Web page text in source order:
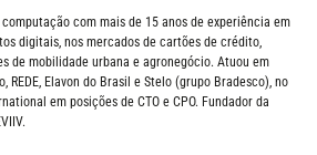
com mais de 15 anos de experiência em
digitais, nos mercados de cartões de crédito,
de mobilidade urbana e agronegócio. Atuou em
REDE, Elavon do Brasil e Stelo (grupo Bradesco), no
em posições de CTO e CPO. Fundador da